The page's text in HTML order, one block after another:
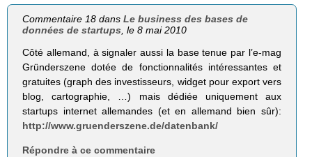
Commentaire 18 dansLe business des bases de
données de startups , le 8 mai 2010
Côté allemand, à signaler aussi la base tenue par l’e-mag
Gründerszene dotée de fonctionnalités intéressantes et
gratuites (graph des investisseurs, widget pour export vers
blog, cartographie, …) mais dédiée uniquement aux
startups internet allemandes (et en allemand bien sûr):
http://www.gruenderszene.de/datenbank/
Répondre à ce commentaire